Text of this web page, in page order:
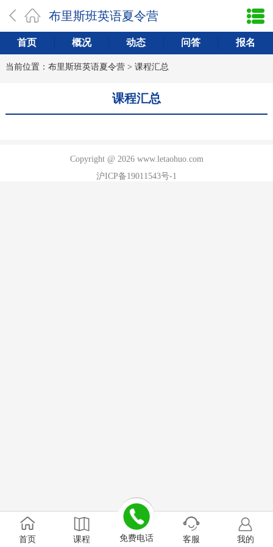
布里斯班英语夏令营
首页 概况 动态 问答 报名
当前位置： 布里斯班英语夏令营> 课程汇总
课程汇总
首页 课程 免费电话 客服 我的
Copyright @ 2026 www.letaohuo.com
沪ICP备19011543号-1